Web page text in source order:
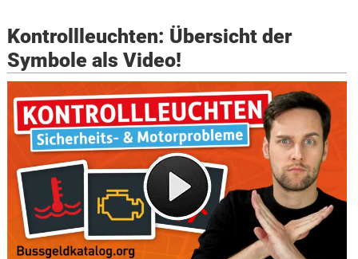
Kontrollleuchten: Übersicht der
Symbole als Video!